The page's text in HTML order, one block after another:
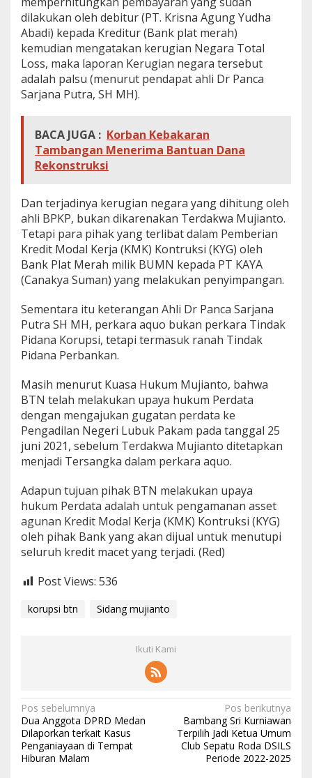
dilakukan oleh debitur (PT. Krisna Agung Yudha
Abadi) kepada Kreditur (Bank plat merah)
kemudian mengatakan kerugian Negara Total
Loss, maka laporan Kerugian negara tersebut
adalah palsu (menurut pendapat ahli Dr Panca
Sarjana Putra, SH MH).
BACA JUGA : Korban Kebakaran
Tambangan Menerima Bantuan Dana
Rekonstruksi
Dan terjadinya kerugian negara yang dihitung oleh
ahli BPKP, bukan dikarenakan Terdakwa Mujianto.
Tetapi para pihak yang terlibat dalam Pemberian
Kredit Modal Kerja (KMK) Kontruksi (KYG) oleh
Bank Plat Merah milik BUMN kepada PT KAYA
(Canakya Suman) yang melakukan penyimpangan.
Sementara itu keterangan Ahli Dr Panca Sarjana
Putra SH MH, perkara aquo bukan perkara Tindak
Pidana Korupsi, tetapi termasuk ranah Tindak
Pidana Perbankan.
Masih menurut Kuasa Hukum Mujianto, bahwa
BTN telah melakukan upaya hukum Perdata
dengan mengajukan gugatan perdata ke
Pengadilan Negeri Lubuk Pakam pada tanggal 25
juni 2021, sebelum Terdakwa Mujianto ditetapkan
menjadi Tersangka dalam perkara aquo.
Adapun tujuan pihak BTN melakukan upaya
hukum Perdata adalah untuk pengamanan asset
agunan Kredit Modal Kerja (KMK) Kontruksi (KYG)
oleh pihak Bank yang akan dijual untuk menutupi
seluruh kredit macet yang terjadi. (Red)
Post Views: 536
korupsi btn Sidang mujianto
Ikuti Kami
N
a
v
Pos sebelumnya
Dua Anggota DPRD Medan
Dilaporkan terkait Kasus
Penganiayaan di Tempat
Hiburan Malam
Pos berikutnya
Bambang Sri Kurniawan
Terpilih Jadi Ketua Umum
Club Sepatu Roda DSILS
Periode 2022-2025